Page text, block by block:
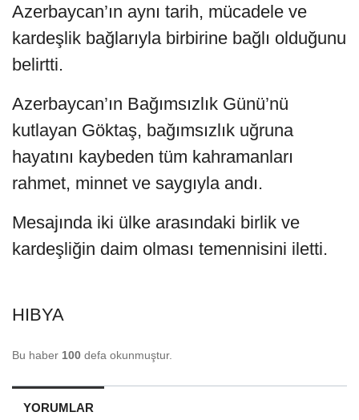
Azerbaycan’ın aynı tarih, mücadele ve
kardeşlik bağlarıyla birbirine bağlı olduğunu
belirtti.
Azerbaycan’ın Bağımsızlık Günü’nü
kutlayan Göktaş, bağımsızlık uğruna
hayatını kaybeden tüm kahramanları
rahmet, minnet ve saygıyla andı.
Mesajında iki ülke arasındaki birlik ve
kardeşliğin daim olması temennisini iletti.
HIBYA
Bu haber 100 defa okunmuştur.
YORUMLAR